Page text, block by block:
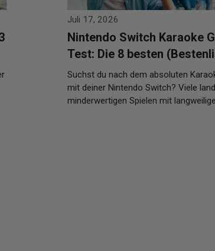
Juli 17, 2026
Nintendo Switch Karaoke
Test: Die 8 besten
Suchst du nach dem absoluten
mit deiner Nintendo Switch? Viele
minderwertigen Spielen mit